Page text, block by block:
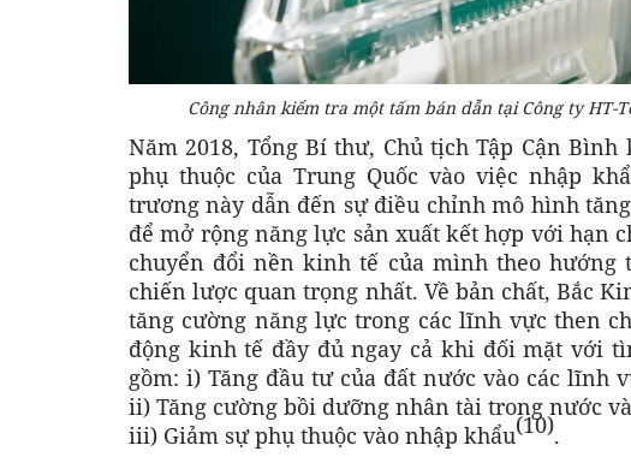
Công nhân kiểm tra một tấm bán dẫn tại Công ty HT-
Năm 2018, Tổng Bí thư, Chủ tịch Tập Cận
phụ thuộc của Trung Quốc vào việc nhập
trương này dẫn đến sự điều chỉnh mô hình
để mở rộng năng lực sản xuất kết hợp với hạn
chuyển đổi nền kinh tế của mình theo
chiến lược quan trọng nhất. Về bản chất, Bắc
tăng cường năng lực trong các lĩnh vực then
động kinh tế đầy đủ ngay cả khi đối mặt với
gồm: i) Tăng đầu tư của đất nước vào các lĩnh
ii) Tăng cường bồi dưỡng nhân tài trong nước
iii) Giảm sự phụ thuộc vào nhập khẩu(10).